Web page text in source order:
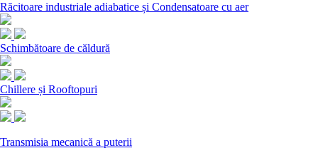
Răcitoare industriale adiabatice și Condensatoare cu aer
Schimbătoare de căldură
Chillere și Rooftopuri
Transmisia mecanică a puterii